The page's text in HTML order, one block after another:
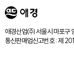
애경산업㈜ 서울시 마포
통신판매업신고번호 : 제